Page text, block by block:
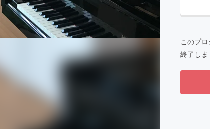
このプロ
終了しま